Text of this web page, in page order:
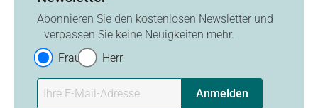
Abonnieren Sie den kostenlosen Newsletter und
verpassen Sie keine Neuigkeiten mehr.
Frau
Herr
Anmelden